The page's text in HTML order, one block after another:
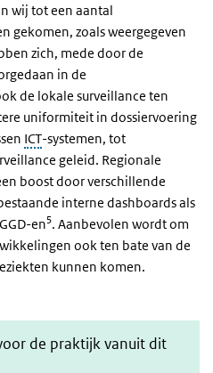
wij tot een aantal
gekomen, zoals weergegeven
zich, mede door de
in de
de lokale surveillance ten
uniformiteit in dossiervoering
ICT-systemen, tot
geleid. Regionale
boost door verschillende
interne dashboards als
en5. Aanbevolen wordt om
ook ten bate van de
kunnen komen.
de praktijk vanuit dit